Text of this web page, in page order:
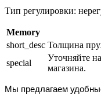
Тип регулировки:
Memory
short_desc Толщина
special
Уточняйте
магазина.
Мы предлагаем